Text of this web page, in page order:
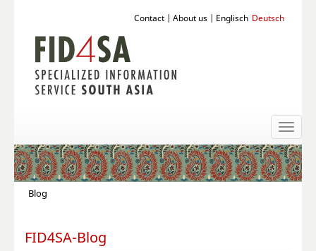
Deutsch
Englisch
Contact | About us |
Blog
FID4SA-Blog